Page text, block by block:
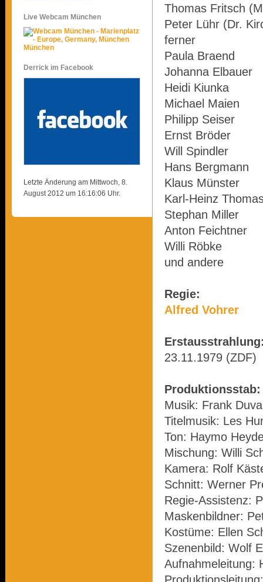
Live Webcam München
München
Derrick im Facebook
Letzte Änderung am Mittwoch, 8.
August 2012 um 16:16:06 Uhr.
Thomas Fritsch
Peter Lühr (Dr.
ferner
Paula Braend
Johanna Elbauer
Heidi Kiunka
Michael Maien
Philipp Seiser
Ernst Bröder
Will Spindler
Hans Bergmann
Klaus Münster
Karl-Heinz
Stephan Miller
Anton Feichtner
Willi Röbke
und andere
Regie:
Alfred Vohrer
23.11.1979 (ZDF)
Produktionsstab:
Musik: Frank
Titelmusik: Les
Ton: Haymo
Mischung: Willi
Kamera: Rolf
Schnitt: Werner
Regie-Assistenz:
Maskenbildner:
Kostüme: Ellen
Szenenbild: Wolf
Aufnahmeleitung: